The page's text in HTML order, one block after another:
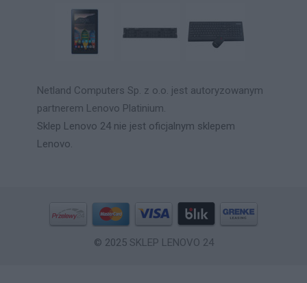
Netland Computers Sp. z o.o. jest autoryzowanym
partnerem Lenovo Platinium.
Sklep Lenovo 24 nie jest oficjalnym sklepem
Lenovo.
© 2025 SKLEP LENOVO 24